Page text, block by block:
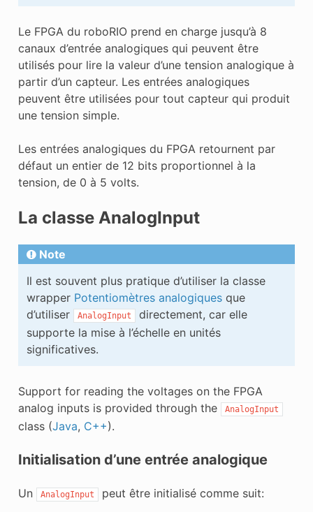
Le FPGA du roboRIO prend en charge jusqu’à 8
canaux d’entrée analogiques qui peuvent être
utilisés pour lire la valeur d’une tension analogique à
partir d’un capteur. Les entrées analogiques
peuvent être utilisées pour tout capteur qui produit
une tension simple.
Les entrées analogiques du FPGA retournent par
défaut un entier de 12 bits proportionnel à la
tension, de 0 à 5 volts.
La classe AnalogInput
Note
Il est souvent plus pratique d’utiliser la classe
wrapper Potentiomètres analogiquesque
d’utiliser
AnalogInput
directement, car elle
supporte la mise à l’échelle en unités
significatives.
Support for reading the voltages on the FPGA
analog inputs is provided through the
AnalogInput
class (Java, C++).
Initialisation d’une entrée analogique
Un AnalogInput peut être initialisé comme suit: